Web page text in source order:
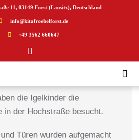
11, 03149 Forst (Lausitz), Deutschland
info@kitafroebelforst.de
+49 3562 660647
die Igelkinder die
in der Hochstraße besucht.
Türen wurden aufgemacht